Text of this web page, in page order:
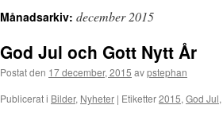
Månadsarkiv: december 2015
God Jul och Gott Nytt År
Postat den 17 december, 2015 avpstephan
Publicerat i Bilder, Nyheter | Etiketter2015, God Jul,